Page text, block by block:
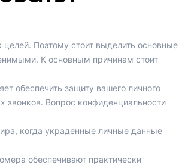
Поэтому стоит выделить основные
К основным причинам стоит
обеспечить защиту вашего личного
Вопрос конфиденциальности
когда украденные личные данные
обеспечивают практически